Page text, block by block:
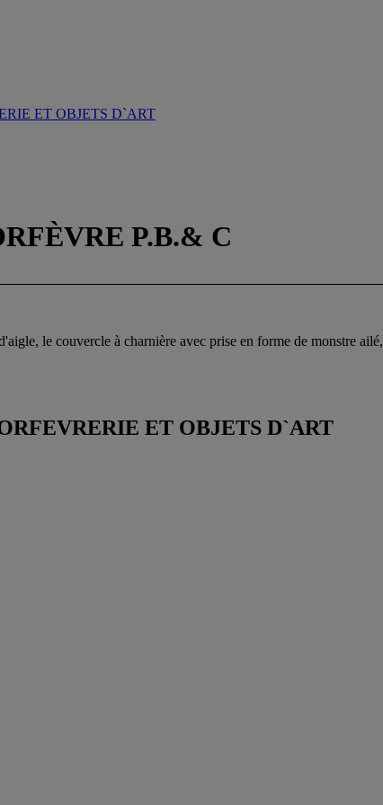
ET OBJETS D`ART
P.B.& C
le couvercle à charnière avec prise en forme de monstre ailé,
ET OBJETS D`ART